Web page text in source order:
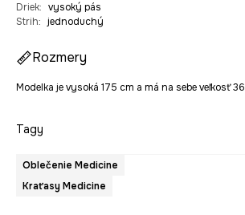
Driek: vysoký pás
Strih: jednoduchý
Rozmery
Modelka je vysoká 175 cm a má na sebe veľkosť 36
Tagy
Oblečenie Medicine
Kraťasy Medicine